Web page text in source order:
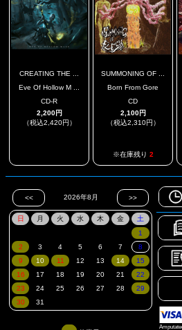
CREATING THE ...
Eve Of Hollow M ...
CD-R
2,200円
（税込2,420円）
SUMMONING OF ...
Born From Gore
CD
2,100円
（税込2,310円）
※在庫残り 2